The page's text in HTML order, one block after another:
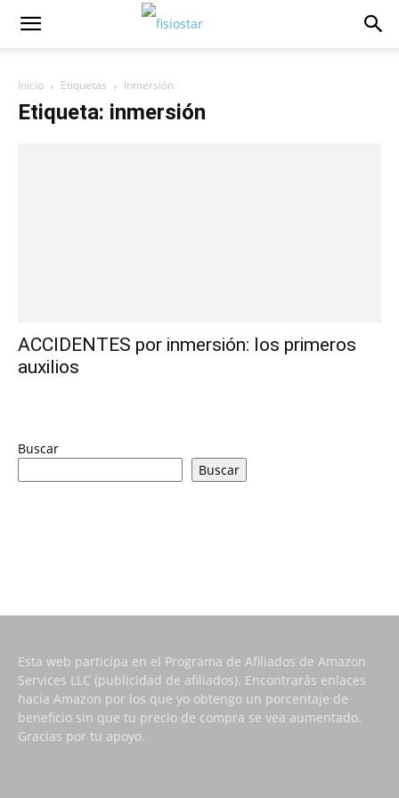
Inicio Etiquetas Inmersión
Etiqueta: inmersión
ACCIDENTES por inmersión: los primeros
auxilios
Buscar
Buscar
Esta web participa en el Programa de Afiliados de Amazon
Services LLC (publicidad de afiliados). Encontrarás enlaces
hacia Amazon por los que yo obtengo un porcentaje de
beneficio sin que tu precio de compra se vea aumentado.
Gracias por tu apoyo.